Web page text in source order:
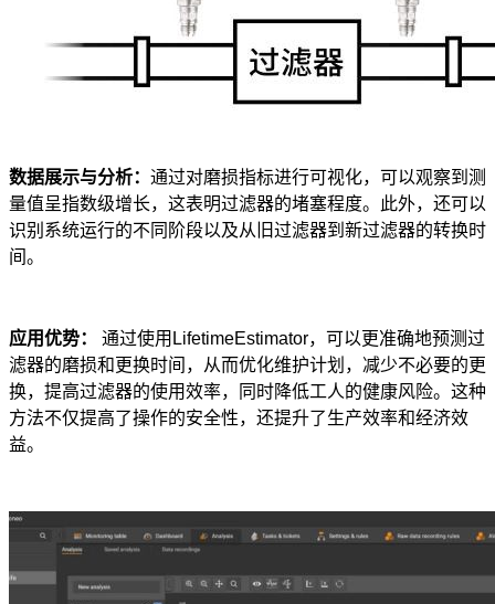
数据展示与分析： 通过对磨损指标进行可视化，可以观察到测
量值呈指数级增长，这表明过滤器的堵塞程度。此外，还可以
识别系统运行的不同阶段以及从旧过滤器到新过滤器的转换时
间。
应用优势：
通过使用LifetimeEstimator，可以更准确地预测过
滤器的磨损和更换时间，从而优化维护计划，减少不必要的更
换，提高过滤器的使用效率，同时降低工人的健康风险。这种
方法不仅提高了操作的安全性，还提升了生产效率和经济效
益。